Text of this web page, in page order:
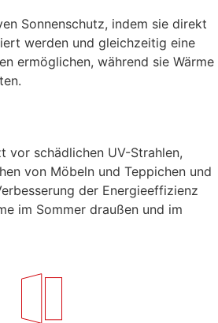
Sonnenschutz, indem sie direkt
werden und gleichzeitig eine
ermöglichen, während sie Wärme
vor schädlichen UV-Strahlen,
von Möbeln und Teppichen und
der Energieeffizienz
im Sommer draußen und im